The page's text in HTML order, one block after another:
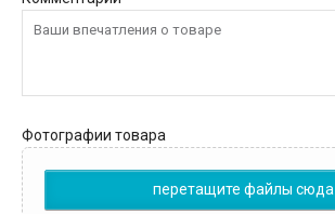
Фотографии товара
перетащите файлы сюда